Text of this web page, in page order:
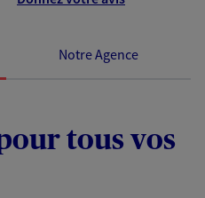
Notre Agence
tous vos